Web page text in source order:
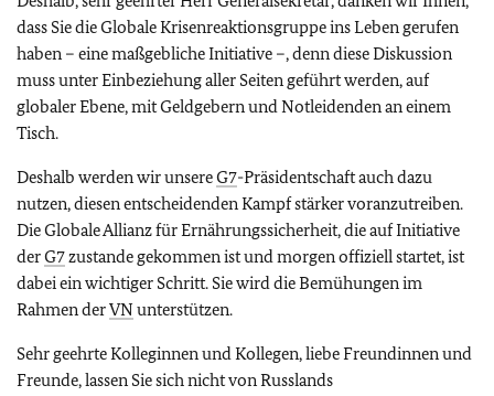
dass Sie die Globale Krisenreaktionsgruppe ins Leben gerufen
haben – eine maßgebliche Initiative –, denn diese Diskussion
muss unter Einbeziehung aller Seiten geführt werden, auf
globaler Ebene, mit Geldgebern und Notleidenden an einem
Tisch.
Deshalb werden wir unsereG7-Präsidentschaft auch dazu
nutzen, diesen entscheidenden Kampf stärker voranzutreiben.
Die Globale Allianz für Ernährungssicherheit, die auf Initiative
derG7zustande gekommen ist und morgen offiziell startet, ist
dabei ein wichtiger Schritt. Sie wird die Bemühungen im
Rahmen derVNunterstützen.
Sehr geehrte Kolleginnen und Kollegen, liebe Freundinnen und
Freunde, lassen Sie sich nicht von Russlands